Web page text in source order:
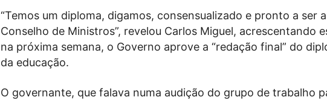
“Temos um diploma, digamos, consensualizado e pronto a ser
Conselho de Ministros”, revelou Carlos Miguel, acrescentando
na próxima semana, o Governo aprove a “redação final” do
da educação.
O governante, que falava numa audição do grupo de trabalho